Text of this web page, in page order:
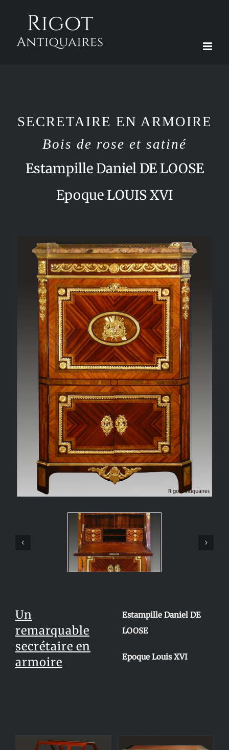
contenu
SECRETAIRE EN ARMOIRE
Bois de rose et satiné
Estampille Daniel DE LOOSE
Epoque LOUIS XVI
Un
remarquable
secrétaire en
armoire
Estampille Daniel DE
LOOSE
Epoque Louis XVI